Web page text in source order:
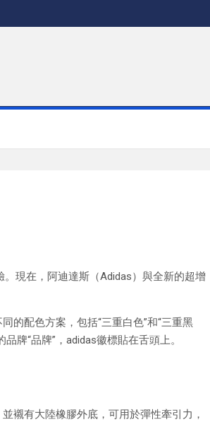
。現在，阿迪達斯（Adidas）與全新的超增
的配色方案，包括“三重白色”和“三重黑
牌“品牌”，adidas徽標貼在舌頭上。
襯有大陸橡膠外底，可用於彈性牽引力，